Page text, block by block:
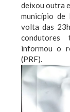
deixou outra
município de
volta das
condutores
informou o
(PRF).